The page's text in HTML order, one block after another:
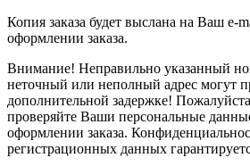
Копия заказа будет выслана на Ваш e-
оформлении заказа.
Внимание! Неправильно указанный
неточный или неполный адрес могут
дополнительной задержке!
проверяйте Ваши персональные
оформлении заказа.
регистрационных данных